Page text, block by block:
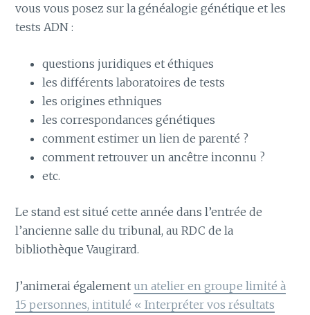
vous vous posez sur la généalogie génétique et les
tests ADN :
questions juridiques et éthiques
les différents laboratoires de tests
les origines ethniques
les correspondances génétiques
comment estimer un lien de parenté ?
comment retrouver un ancêtre inconnu ?
etc.
Le stand est situé cette année dans l’entrée de
l’ancienne salle du tribunal, au RDC de la
bibliothèque Vaugirard.
J’animerai également un atelier en groupe limité à
15 personnes, intitulé « Interpréter vos résultats